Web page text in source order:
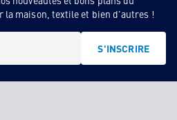
maison, textile et bien d'autres !
S'INSCRIRE